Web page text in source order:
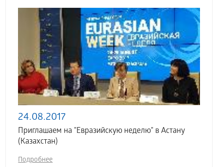
24.08.2017
Приглашаем на "Евразийскую неделю" в Астану
(Казахстан)
Подробнее